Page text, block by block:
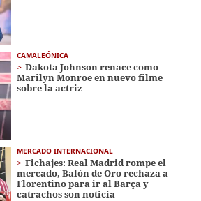
CAMALEÓNICA
Dakota Johnson renace como
Marilyn Monroe en nuevo filme
sobre la actriz
MERCADO INTERNACIONAL
Fichajes: Real Madrid rompe el
mercado, Balón de Oro rechaza a
Florentino para ir al Barça y
catrachos son noticia